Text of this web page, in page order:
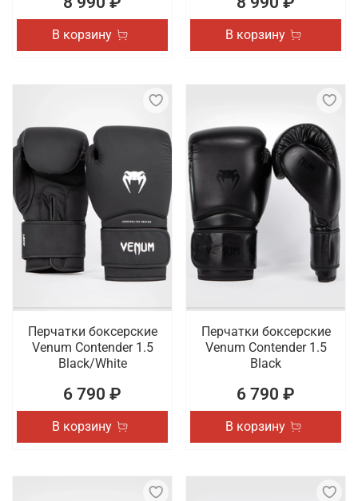
В корзину В корзину
Перчатки боксерские
Venum Contender 1.5
Black/White
6 790 ₽
В корзину
Перчатки боксерские
Venum Contender 1.5
Black
6 790 ₽
В корзину